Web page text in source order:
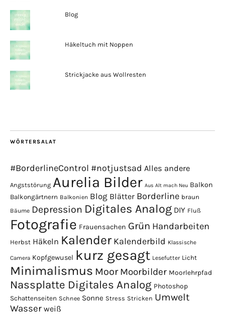
Blog
Häkeltuch mit Noppen
Strickjacke aus Wollresten
WÖRTERSALAT
#BorderlineControl #notjustsad Alles andere
Angststörung Aurelia Bilder Aus Alt mach Neu Balkon
Balkongärtnern Balkonien Blog Blätter Borderline braun
Bäume Depression Digitales Analog DIY Fluß
Fotografie Frauensachen Grün Handarbeiten
Herbst Häkeln Kalender Kalenderbild Klassische
Camera Kopfgewusel kurz gesagt Lesefutter Licht
Minimalismus Moor Moorbilder Moorlehrpfad
Nassplatte Digitales Analog Photoshop
Schattenseiten Schnee Sonne Stress Stricken Umwelt
Wasser weiß